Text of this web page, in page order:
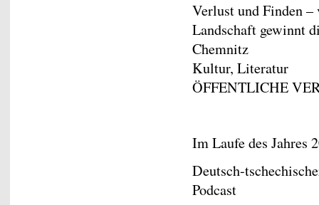
Verlust und Finden –
Landschaft gewinnt
Chemnitz
Kultur, Literatur
ÖFFENTLICHE
Im Laufe des Jahres
Deutsch-
Podcast